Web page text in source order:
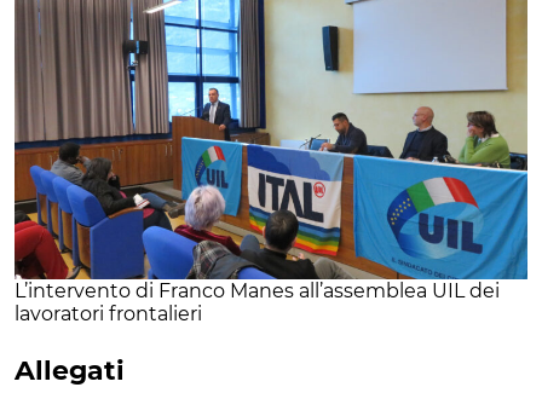
L’intervento di Franco Manes all’assemblea UIL dei
lavoratori frontalieri
Allegati